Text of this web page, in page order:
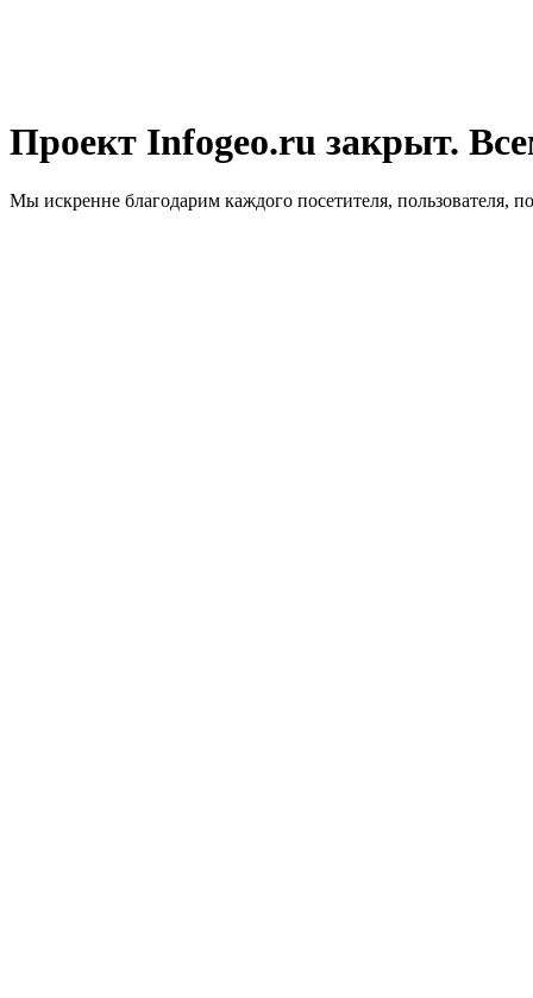
Проект Infogeo.ru закрыт.
Мы искренне благодарим каждого посетителя, пользователя,